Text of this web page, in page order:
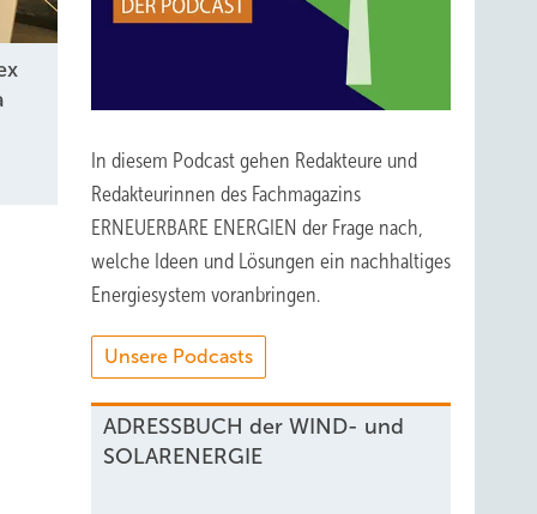
an
1,3
die
In diesem Podcast gehen Redakteure und
Redakteurinnen des Fachmagazins
ERNEUERBARE ENERGIEN der Frage nach,
welche Ideen und Lösungen ein nachhaltiges
Energiesystem voranbringen.
Unsere Podcasts
ADRESSBUCH der WIND- und
SOLARENERGIE